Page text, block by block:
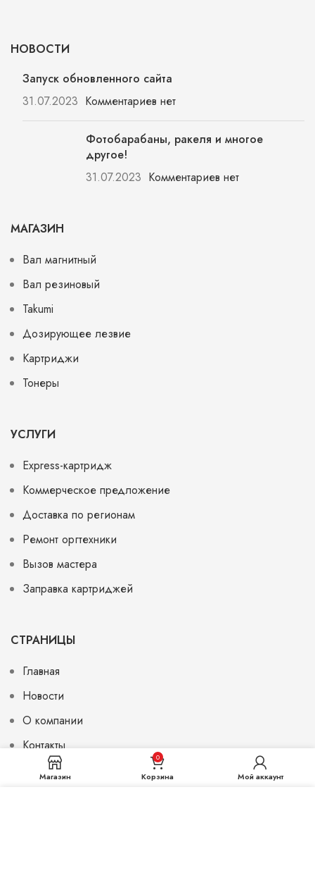
НОВОСТИ
Запуск обновленного сайта
31.07.2023 Комментариев нет
Фотобарабаны, ракеля и многое
другое!
31.07.2023 Комментариев нет
МАГАЗИН
Вал магнитный
Вал резиновый
Takumi
Дозирующее лезвие
Картриджи
Тонеры
УСЛУГИ
Express-картридж
Коммерческое предложение
Доставка по регионам
Ремонт оргтехники
Вызов мастера
Заправка картриджей
СТРАНИЦЫ
Главная
Новости
О компании
Контакты
Магазин
0
Корзина Мой аккаунт